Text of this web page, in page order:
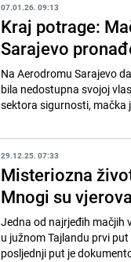
07.01.26. 09:13
Kraj potrage:
Sarajevo
Na Aerodromu Sarajevo
bila nedostupna svojoj
sektora sigurnosti, mačka
29.12.25. 07:33
Misteriozna
Mnogi su
Jedna od najrjeđih mačjih
u južnom Tajlandu prvi
posljednji put je